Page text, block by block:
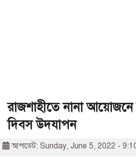
রাজশাহীতে নানা আয়োজনে
দিবস উদযাপন
আপডেট: Sunday, June 5, 2022 -